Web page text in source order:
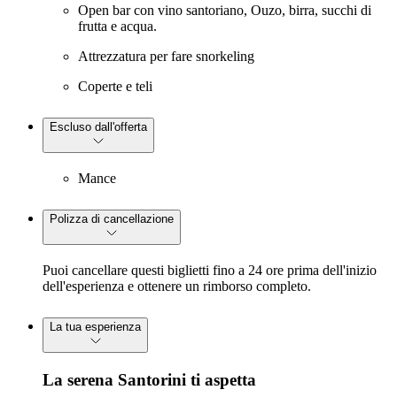
Open bar con vino santoriano, Ouzo, birra, succhi di
frutta e acqua.
Attrezzatura per fare snorkeling
Coperte e teli
Escluso dall'offerta
Mance
Polizza di cancellazione
Puoi cancellare questi biglietti fino a 24 ore prima dell'inizio
dell'esperienza e ottenere un rimborso completo.
La tua esperienza
La serena Santorini ti aspetta